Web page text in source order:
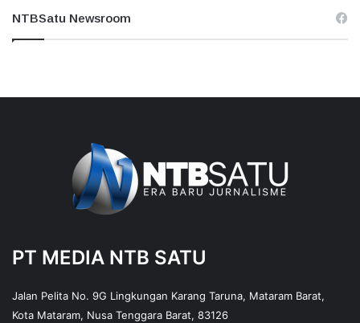
NTBSatu Newsroom
PT MEDIA NTB SATU
Jalan Pelita No. 9G Lingkungan Karang Taruna, Mataram Barat,
Kota Mataram, Nusa Tenggara Barat, 83126